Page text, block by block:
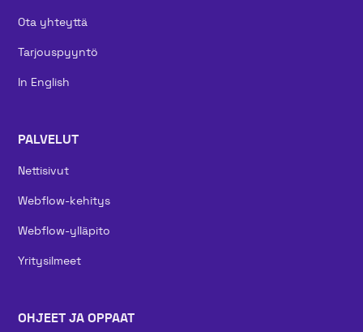
Ota yhteyttä
Tarjouspyyntö
In English
PALVELUT
Nettisivut
Webflow-kehitys
Webflow-ylläpito
Yritysilmeet
OHJEET JA OPPAAT